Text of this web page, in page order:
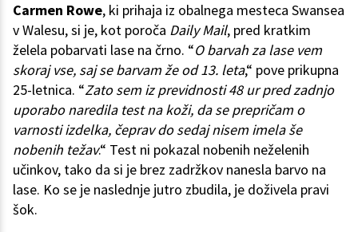
Carmen Rowe, ki prihaja iz obalnega mesteca Swansea
v Walesu, si je, kot poroča Daily Mail, pred kratkim
želela pobarvati lase na črno. “O barvah za lase vem
skoraj vse, saj se barvam že od 13. leta,“ pove prikupna
25-letnica. “Zato sem iz previdnosti 48 ur pred zadnjo
uporabo naredila test na koži, da se prepričam o
varnosti izdelka, čeprav do sedaj nisem imela še
nobenih težav.“ Test ni pokazal nobenih neželenih
učinkov, tako da si je brez zadržkov nanesla barvo na
lase. Ko se je naslednje jutro zbudila, je doživela pravi
šok.